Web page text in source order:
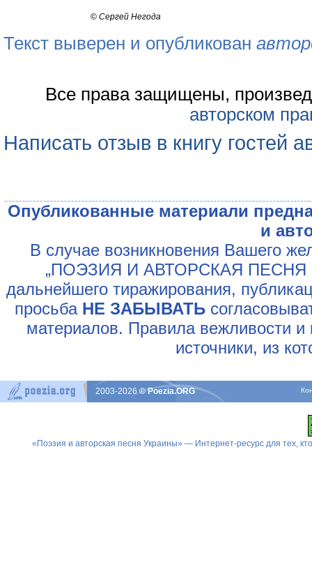
© Сергей Негода
Текст выверен и опубликован
Все права защищены,
авторском
Написать отзыв в книгу гостей
Опубликованные материали
и
В случае возникновения Вашего
„ПОЭЗИЯ И АВТОРСКАЯ ПЕСНЯ
дальнейшего тиражирования,
просьба НЕ ЗАБЫВАТЬ
материалов. Правила вежливости и
источники, из
2003-2026© Poezia.ORG
«Поэзия и авторская песня Украины» — Интернет-ресурс для тех,